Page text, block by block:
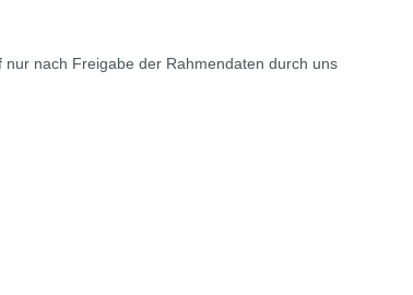
nach Freigabe der Rahmendaten durch uns